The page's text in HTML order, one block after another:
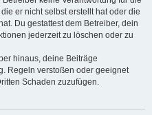
er nicht selbst erstellt hat oder die
Du gestattest dem Betreiber, dein
jederzeit zu löschen oder zu
hinaus, deine Beiträge
Regeln verstoßen oder geeignet
Schaden zuzufügen.